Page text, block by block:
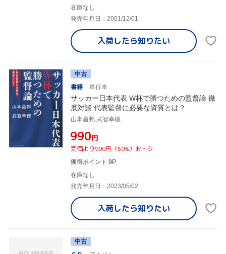
在庫なし
発売年月日：2001/12/01
入荷したら知りたい
中古
書籍
単行本
サッカー日本代表 W杯で勝つための監督論 徹
底対談 代表監督に必要な資質とは？
山本昌邦,武智幸徳
¥990円
定価より990円（50%）おトク
獲得ポイント 9P
在庫なし
発売年月日：2023/05/02
入荷したら知りたい
中古